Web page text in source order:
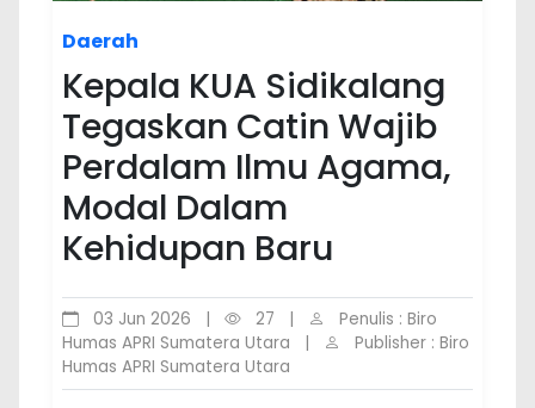
Daerah
Kepala KUA Sidikalang
Tegaskan Catin Wajib
Perdalam Ilmu Agama,
Modal Dalam
Kehidupan Baru
03 Jun 2026 27
Penulis : Biro
Humas APRI Sumatera Utara
Publisher : Biro
Humas APRI Sumatera Utara